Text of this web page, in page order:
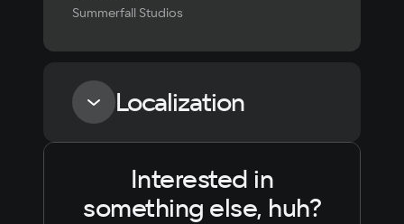
Summerfall Studios
Localization
Language
Russian
Text Voiceover
Interested in
something else, huh?